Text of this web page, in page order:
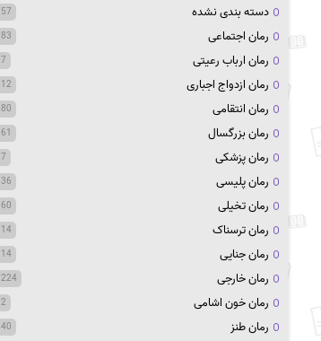
دسته بندی نشده 57
رمان اجتماعی 83
رمان ارباب رعیتی 7
رمان ازدواج اجباری 12
رمان انتقامی 80
رمان بزرگسال 61
رمان پزشکی 7
رمان پلیسی 36
رمان تخیلی 60
رمان ترسناک 14
رمان جنایی 14
رمان خارجی 224
رمان خون اشامی 2
رمان طنز 40